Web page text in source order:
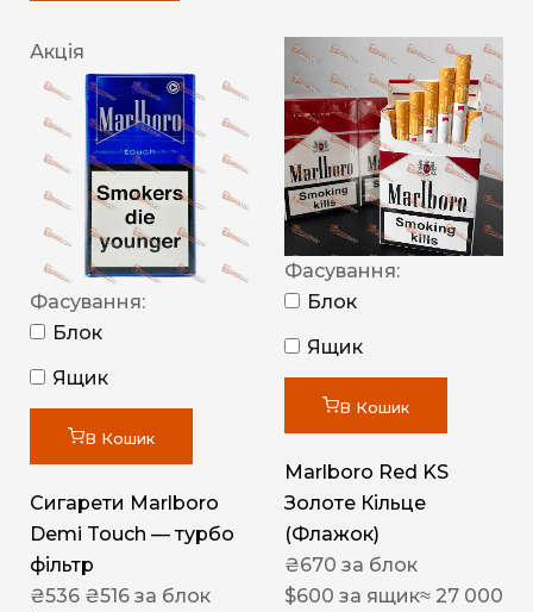
Акція
Фасування:
Блок
Ящик
В Кошик
Сигарети Marlboro
Demi Touch — турбо
фільтр
₴536 ₴516 за блок
Фасування:
Блок
Ящик
В Кошик
Marlboro Red KS
Золоте Кільце
(Флажок)
₴670 за блок
$600 за ящик≈ 27 000